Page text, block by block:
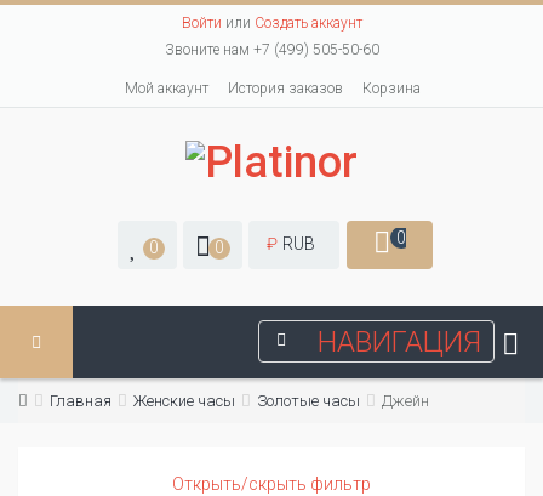
Войти или Создать аккаунт
Звоните нам +7 (499) 505-50-60
Мой аккаунт История заказов Корзина
0 0 ₽ RUB 0
НАВИГАЦИЯ
Главная Женские часы Золотые часы Джейн
Открыть/скрыть фильтр